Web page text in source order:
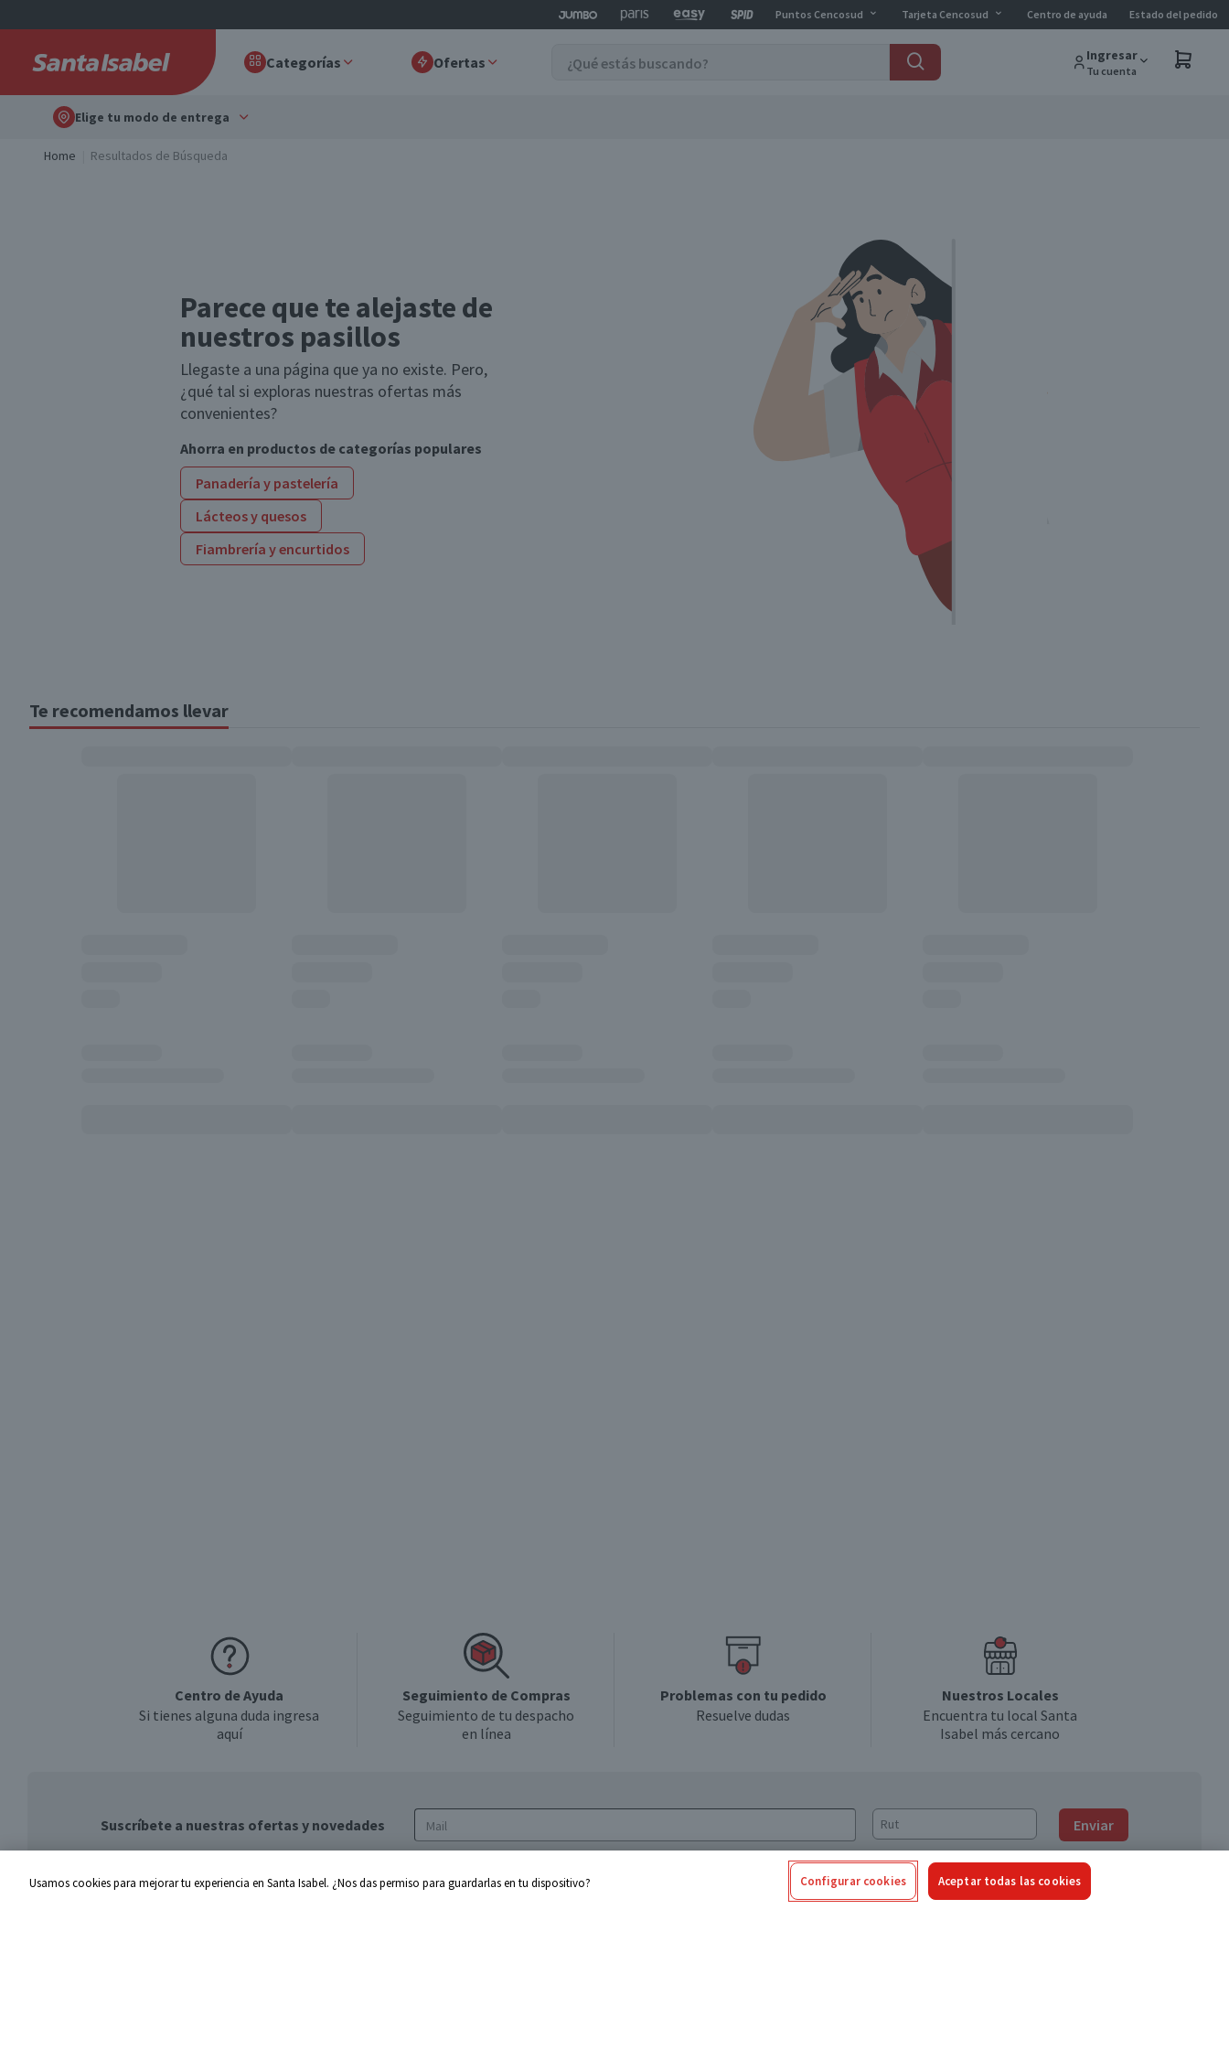
Puntos Cencosud Tarjeta Cencosud Centro de ayuda Estado del pedido
Categorías Ofertas Ingresar
Tu cuenta
Elige tu modo de entrega
Home Resultados de Búsqueda
Parece que te alejaste de
nuestros pasillos
Llegaste a una página que ya no existe. Pero,
¿qué tal si exploras nuestras ofertas más
convenientes?
Ahorra en productos de categorías populares
Panadería y pastelería
Lácteos y quesos
Fiambrería y encurtidos
Te recomendamos llevar
Centro de Ayuda
Si tienes alguna duda ingresa
aquí
Seguimiento de Compras
Seguimiento de tu despacho
en línea
Problemas con tu pedido
Resuelve dudas
Nuestros Locales
Encuentra tu local Santa
Isabel más cercano
Suscríbete a nuestras ofertas y novedades Enviar
de privacidad y de tratamiento de datos
Usamos cookies para mejorar tu experiencia en Santa Isabel. ¿Nos das permiso para guardarlas en tu dispositivo? Configurar cookies Aceptar todas las cookies